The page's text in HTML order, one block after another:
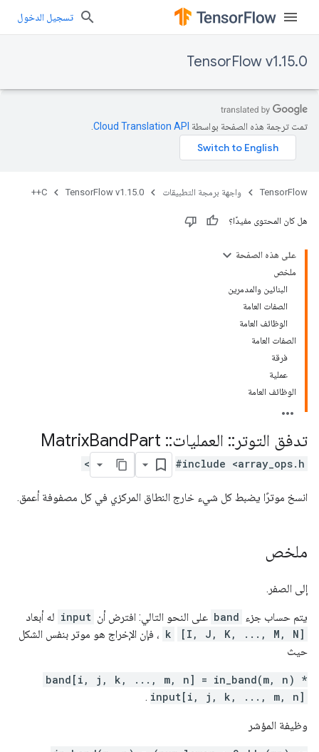
تسجيل الدخول
TensorFlow v1.15.0
تمت ترجمة هذه الصفحة بواسطة Cloud Translation API‏
TensorFlow واجهة برمجة التطبيقات TensorFlow v1.15.0
C++
هل كان المحتوى مفيدًا؟
على هذه الصفحة
ملخص
البنائين والمدمرين
الصفات العامة
الوظائف العامة
الصفات العامة
فرقة
عملية
الوظائف العامة
تدفق التوتر :: العمليات::
BandPart
#include <array_ops.h>
انسخ موترًا يضبط كل شيء خارج النطاق المركزي في كل مصفوفة أعمق.
ملخص
إلى الصفر.
يتم حساب جزء band على النحو التالي: افترض أن input له أبعاد
k
[I, J, K, ..., M, N]
، فإن الإخراج هو موتر بنفس الشكل
حيث
band[i, j, k, ..., m, n] = in_band(m, n) *
input[i, j, k, ..., m, n]
.
وظيفة المؤشر